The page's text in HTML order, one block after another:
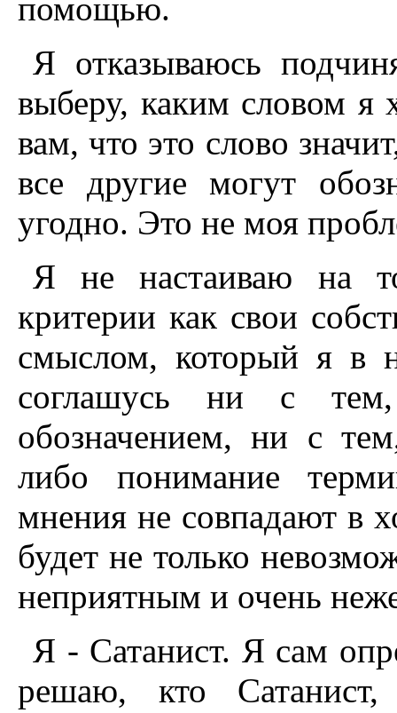
помощью.
Я отказываюсь
выберу, каким словом я
вам, что это слово
все другие могут
угодно. Это не моя
Я не настаиваю на
критерии как свои
смыслом, который я в
соглашусь ни с
обозначением, ни с
либо понимание
мнения не совпадают в
будет не только
неприятным и очень
Я - Сатанист. Я сам
решаю, кто